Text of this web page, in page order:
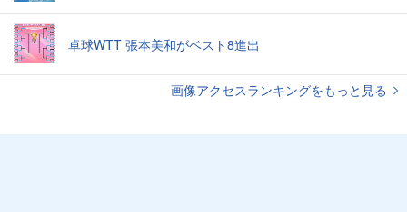
卓球WTT 張本美和がベスト8進出
画像アクセスランキングをもっと見る